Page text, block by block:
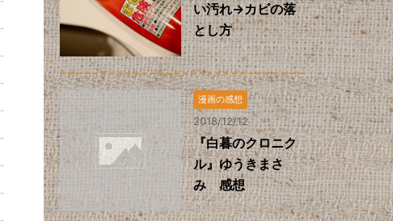
い汚れ→カビの落
とし方
漫画の感想
2018/12/12
『白暮のクロニク
ル』ゆうきまさ
み 感想